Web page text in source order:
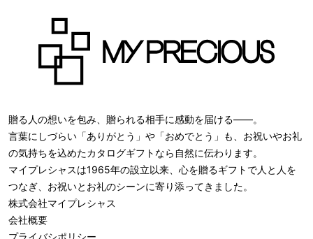
贈る人の想いを包み、贈られる相手に感動を届ける――。
言葉にしづらい「ありがとう」や「おめでとう」も、お祝いやお礼
の気持ちを込めたカタログギフトなら自然に伝わります。
マイプレシャスは1965年の設立以来、心を贈るギフトで人と人を
つなぎ、お祝いとお礼のシーンに寄り添ってきました。
株式会社マイプレシャス
会社概要
プライバシポリシー